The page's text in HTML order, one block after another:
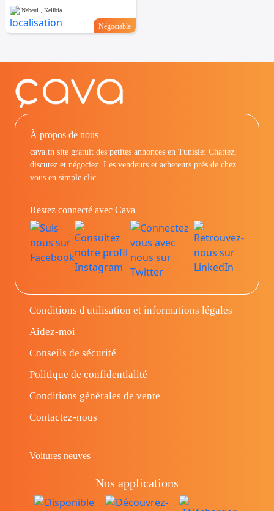
Nabeul , Kelibia
Négociable
À propos de nous
cava.tn site gratuit des petites annonces en Tunisie: Chattez,
discutez et négociez. Les vendeurs et acheteurs prés de chez
vous en simple clic.
Restez connecté avec Cava
Conditions d'utilisation et informations légales
Aidez-moi
Conseils de sécurité
Politique de confidentialité
Conditions générales de vente
Contactez-nous
Voitures neuves
Nos applications